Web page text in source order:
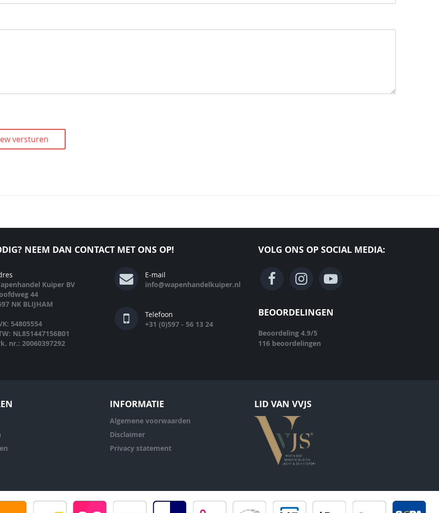
versturen
NEEM DAN CONTACT MET ONS OP!
Kuiper BV
44
NK BLIJHAM
54805554
NL851447156B01
nr.: 20060397292
E-mail
info@wapenhandelkuiper.nl
Telefoon
+31 (0)597 - 56 13 24
VOLG ONS OP SOCIAL MEDIA:
BEOORDELINGEN
Beoordeling 4.9/5
116 beoordelingen
INFORMATIE
Algemene voorwaarden
Disclaimer
Privacy statement
LID VAN VVJS